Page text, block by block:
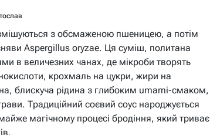
з обсмаженою пшеницею, а потім
Aspergillus oryzae. Ця суміш, политана
в величезних чанах, де мікроби творять
крохмаль на цукри, жири на
блискуча рідина з глибоким umami-смаком,
Традиційний соєвий соус народжується
магічному процесі бродіння, який триває